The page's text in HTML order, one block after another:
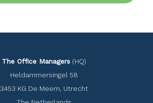
The Office Managers(HQ)
Heldammersingel 58
3453 KG De Meern, Utrecht